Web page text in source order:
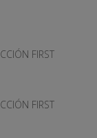
FIRST
FIRST